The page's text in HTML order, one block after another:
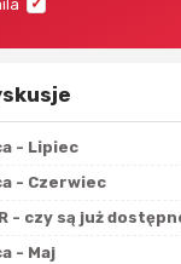
- Lipiec
- Czerwiec
- czy są już
- Maj